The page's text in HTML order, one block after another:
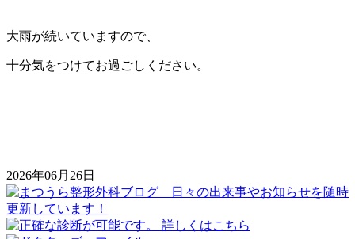
大雨が続いていますので、
十分気をつけてお過ごしください。
2026年06月26日